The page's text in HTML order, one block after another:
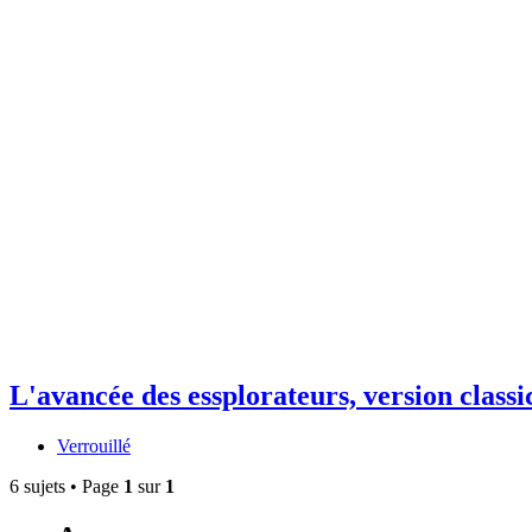
L'avancée des essplorateurs, version
Verrouillé
6 sujets • Page 1 sur 1